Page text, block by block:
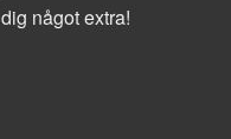
något extra!